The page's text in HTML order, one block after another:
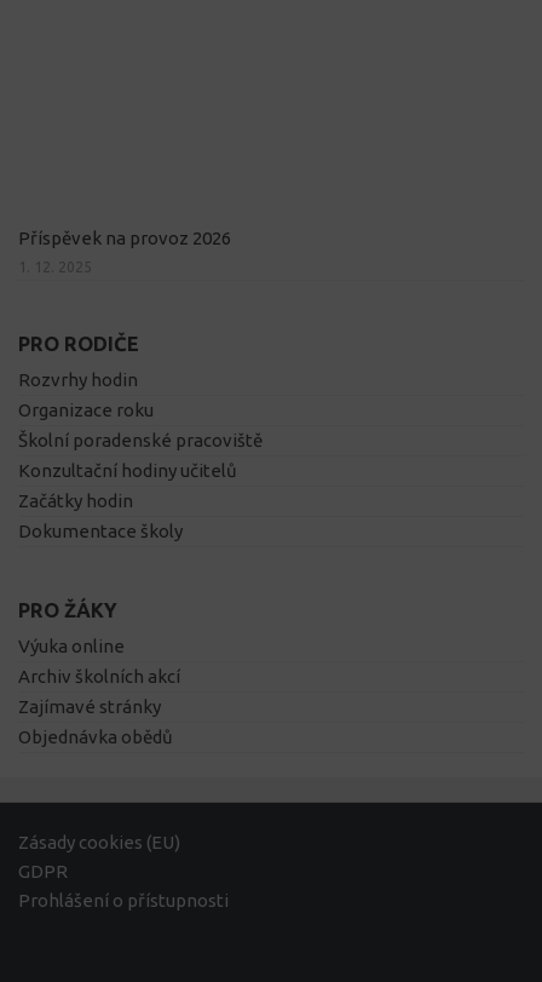
Příspěvek na provoz 2026
1. 12. 2025
PRO RODIČE
Rozvrhy hodin
Organizace roku
Školní poradenské pracoviště
Konzultační hodiny učitelů
Začátky hodin
Dokumentace školy
PRO ŽÁKY
Výuka online
Archiv školních akcí
Zajímavé stránky
Objednávka obědů
Zásady cookies (EU)
GDPR
Prohlášení o přístupnosti